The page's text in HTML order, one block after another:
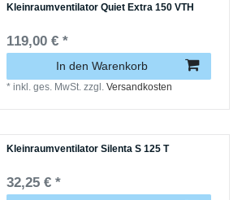
Kleinraumventilator Quiet Extra 150 VTH
119,00 € *
In den Warenkorb
*inkl. ges. MwSt. zzgl.Versandkosten
Kleinraumventilator Silenta S 125 T
32,25 € *